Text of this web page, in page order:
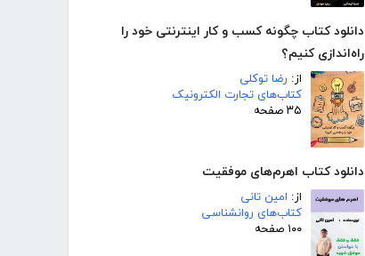
دانلود کتاب چگونه کسب و کار اینترنتی خود را
راه‌اندازی کنیم؟
از: رضا توکلی
کتاب‌های تجارت الکترونیک
۳۵ صفحه
دانلود کتاب اهرم‌های موفقیت
از: امین تانی
کتاب‌های روانشناسی
۱۰۰ صفحه